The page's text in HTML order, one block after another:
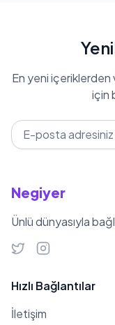
En yeni
için
Negiyer
Ünlü dünyasıyla
Hızlı Bağlantılar
İletişim